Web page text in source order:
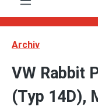
Archiv
VW Rabbit
(Typ 14D),